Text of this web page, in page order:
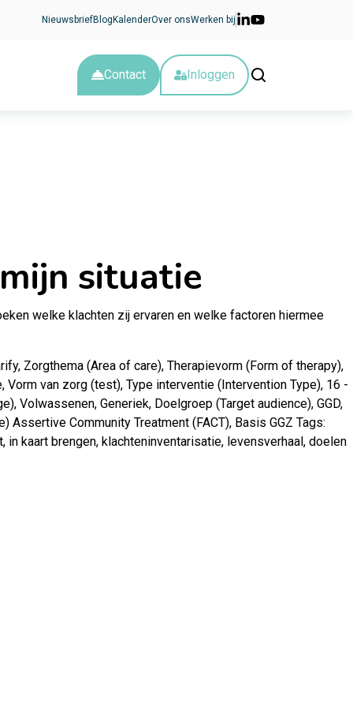
NieuwsbriefBlog KalenderOver onsWerken bij
Contact Inloggen
situatie
welke klachten zij ervaren en welke factoren hiermee
, Zorgthema (Area of care), Therapievorm (Form of therapy),
, Vorm van zorg (test), Type interventie (Intervention Type), 16 -
, Volwassenen, Generiek, Doelgroep (Target audience), GGD,
Assertive Community Treatment (FACT), Basis GGZ Tags:
, in kaart brengen, klachteninventarisatie, levensverhaal, doelen